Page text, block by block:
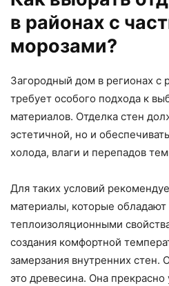
в районах с
морозами?
Загородный дом в регионах с
требует особого подхода к
материалов. Отделка стен
эстетичной, но и
холода, влаги и перепадов
Для таких условий
материалы, которые
теплоизоляционными
создания комфортной
замерзания внутренних стен.
это древесина. Она